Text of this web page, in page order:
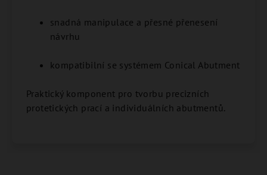
snadná manipulace a přesné přenesení
návrhu
kompatibilní se systémem Conical Abutment
Praktický komponent pro tvorbu precizních
protetických prací a individuálních abutmentů.